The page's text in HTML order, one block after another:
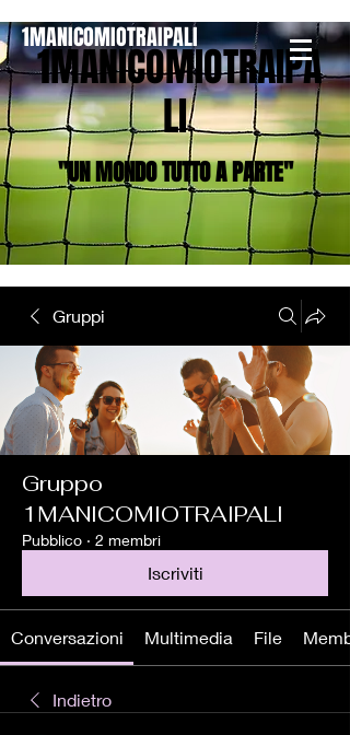
1MANICOMIOTRAIPA
LI
"UN MONDO TUTTO A PARTE"
1MANICOMIOTRAIPALI
Gruppi
Gruppo
1MANICOMIOTRAIPALI
Pubblico · 2 membri
Iscriviti
Conversazioni Multimedia File
Indietro